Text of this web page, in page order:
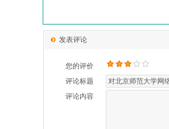
发表评论
您的评价
评论标题
评论内容